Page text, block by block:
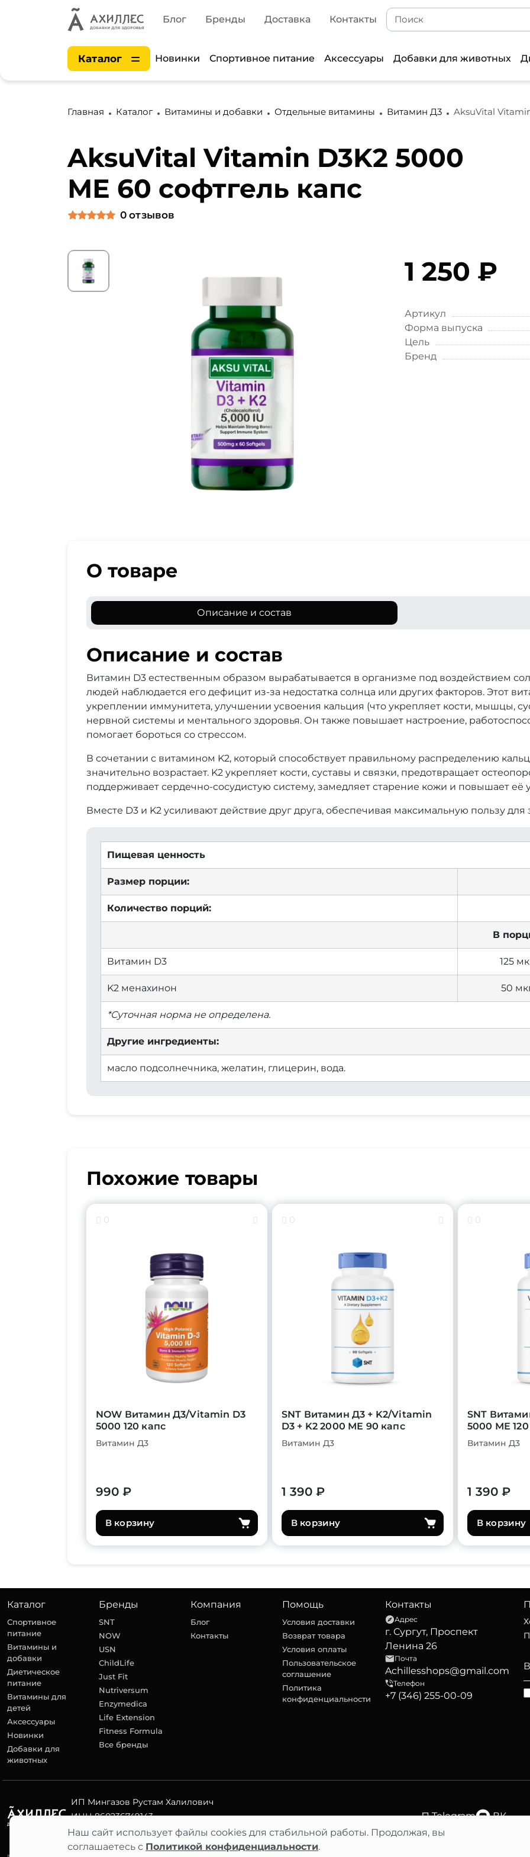
Блог Бренды Доставка Контакты
Каталог Новинки Спортивное питание Аксессуары Добавки для животных
Главная Каталог Витамины и добавки Отдельные витамины Витамин Д3 AksuVital
AksuVital Vitamin D3K2 5000
МЕ 60 софтгель капс
0 отзывов
1 250 ₽
Артикул
Форма выпуска
Цель
Бренд
О товаре
Описание и состав
Описание и состав
Витамин D3 естественным образом вырабатывается в организме под воздействием
людей наблюдается его дефицит из-за недостатка солнца или других факторов. Этот
укреплении иммунитета, улучшении усвоения кальция (что укрепляет кости, мышцы,
нервной системы и ментального здоровья. Он также повышает настроение,
помогает бороться со стрессом.
В сочетании с витамином K2, который способствует правильному распределению
значительно возрастает. K2 укрепляет кости, суставы и связки, предотвращает
поддерживает сердечно-сосудистую систему, замедляет старение кожи и повышает её
Вместе D3 и K2 усиливают действие друг друга, обеспечивая максимальную пользу для
Пищевая ценность
Размер порции:
Количество порций:
В
Витамин D3 125
K2 менахинон 50
*Суточная норма не определена.
Другие ингредиенты:
масло подсолнечника, желатин, глицерин, вода.
Похожие товары
0
NOW Витамин Д3/Vitamin D3
5000 120 капс
Витамин Д3
990 ₽
В корзину
0
SNT Витамин Д3 + K2/Vitamin
D3 + K2 2000 МЕ 90 капс
Витамин Д3
1 390 ₽
В корзину
0
SNT
5000 МЕ
Витамин Д3
1 390 ₽
В корзину
Наш сайт использует файлы cookies для стабильной работы. Продолжая, вы
соглашаетесь с Политикой конфиденциальности.
Каталог
Спортивное
питание
Витамины и
добавки
Диетическое
питание
Витамины для
детей
Аксессуары
Новинки
Добавки для
животных
Бренды
SNT
NOW
USN
ChildLife
Just Fit
Nutriversum
Enzymedica
Life Extension
Fitness Formula
Все бренды
Компания
Блог
Контакты
Помощь
Условия доставки
Возврат товара
Условия оплаты
Пользовательское
соглашение
Политика
конфиденциальности
Контакты
Адрес
г. Сургут, Проспект
Ленина 26
Почта
Achillesshops@gmail.com
Телефон
+7 (346) 255-00-09
ИП Мингазов Рустам Халилович
ИНН 860236749143
ОГРНИП 313860203800055
Telegram ВК